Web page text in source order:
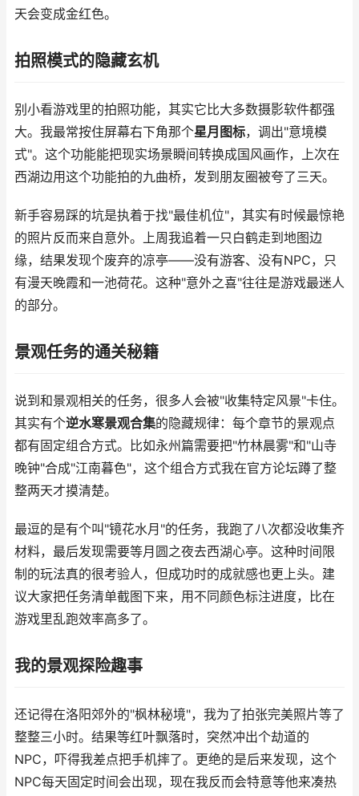
天会变成金红色。
拍照模式的隐藏玄机
别小看游戏里的拍照功能，其实它比大多数摄影软件都强
大。我最常按住屏幕右下角那个星月图标，调出"意境模
式"。这个功能能把现实场景瞬间转换成国风画作，上次在
西湖边用这个功能拍的九曲桥，发到朋友圈被夸了三天。
新手容易踩的坑是执着于找"最佳机位"，其实有时候最惊艳
的照片反而来自意外。上周我追着一只白鹤走到地图边
缘，结果发现个废弃的凉亭——没有游客、没有NPC，只
有漫天晚霞和一池荷花。这种"意外之喜"往往是游戏最迷人
的部分。
景观任务的通关秘籍
说到和景观相关的任务，很多人会被"收集特定风景"卡住。
其实有个逆水寒景观合集的隐藏规律：每个章节的景观点
都有固定组合方式。比如永州篇需要把"竹林晨雾"和"山寺
晚钟"合成"江南暮色"，这个组合方式我在官方论坛蹲了整
整两天才摸清楚。
最逗的是有个叫"镜花水月"的任务，我跑了八次都没收集齐
材料，最后发现需要等月圆之夜去西湖心亭。这种时间限
制的玩法真的很考验人，但成功时的成就感也更上头。建
议大家把任务清单截图下来，用不同颜色标注进度，比在
游戏里乱跑效率高多了。
我的景观探险趣事
还记得在洛阳郊外的"枫林秘境"，我为了拍张完美照片等了
整整三小时。结果等红叶飘落时，突然冲出个劫道的
NPC，吓得我差点把手机摔了。更绝的是后来发现，这个
NPC每天固定时间会出现，现在我反而会特意等他来凑热